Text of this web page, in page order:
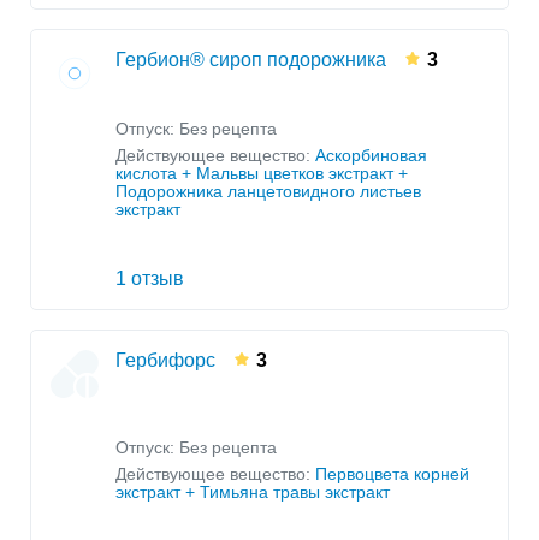
Гербион® сироп подорожника 3
Отпуск: Без рецепта
Действующее вещество: Аскорбиновая
кислота + Мальвы цветков экстракт +
Подорожника ланцетовидного листьев
экстракт
1 отзыв
Гербифорс 3
Отпуск: Без рецепта
Действующее вещество: Первоцвета корней
экстракт + Тимьяна травы экстракт